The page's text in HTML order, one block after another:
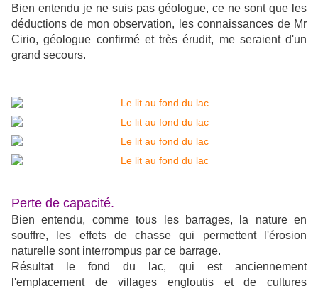
Bien entendu je ne suis pas géologue, ce ne sont que les
déductions de mon observation, les connaissances de Mr
Cirio, géologue confirmé et très érudit, me seraient d'un
grand secours.
Perte de capacité.
Bien entendu, comme tous les barrages, la nature en
souffre, les effets de chasse qui permettent l'érosion
naturelle sont interrompus par ce barrage.
Résultat le fond du lac, qui est anciennement
l'emplacement de villages engloutis et de cultures